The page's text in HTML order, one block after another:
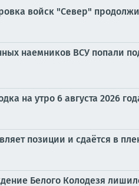
войск "Север"
наемников ВСУ попали
на утро 6 августа 2026
позиции и сдаётся в
Белого Колодезя